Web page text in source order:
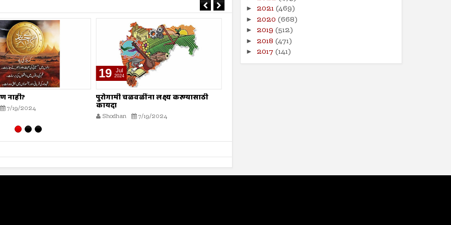
लक्ष्य करण्यासाठी
19 Jul
2024
गजापूर जाळपोळ; जबाबदारी कुणाची?
Shodhan
► 2021(469)
► 2020 (668)
► 2019 (512)
► 2018 (471)
► 2017 (141)